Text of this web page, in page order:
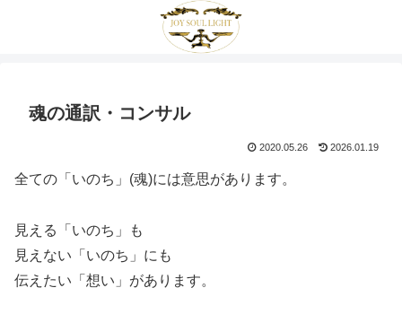
魂の通訳・コンサル
2020.05.26 2026.01.19
全ての「いのち」(魂)には意思があります。
見える「いのち」も
見えない「いのち」にも
伝えたい「想い」があります。